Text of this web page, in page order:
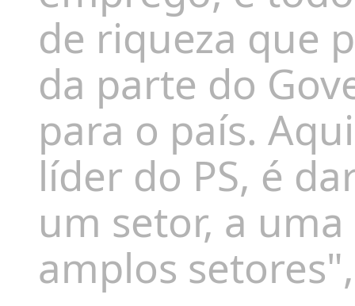
de riqueza que
da parte do
para o país.
líder do PS, é
um setor, a
amplos